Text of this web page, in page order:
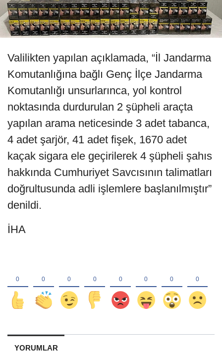
Valilikten yapılan açıklamada, “İl Jandarma
Komutanlığına bağlı Genç İlçe Jandarma
Komutanlığı unsurlarınca, yol kontrol
noktasında durdurulan 2 şüpheli araçta
yapılan arama neticesinde 3 adet tabanca,
4 adet şarjör, 41 adet fişek, 1670 adet
kaçak sigara ele geçirilerek 4 şüpheli şahıs
hakkında Cumhuriyet Savcısının talimatları
doğrultusunda adli işlemlere başlanılmıştır”
denildi.
İHA
YORUMLAR